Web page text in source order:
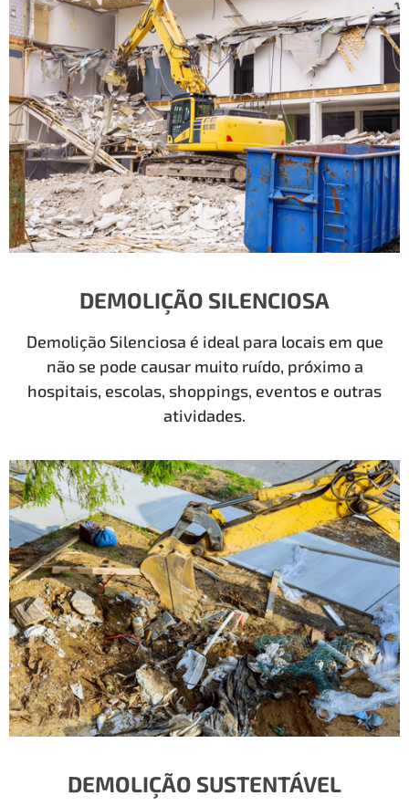
DEMOLIÇÃO SILENCIOSA
Demolição Silenciosa é ideal para locais em que
não se pode causar muito ruído, próximo a
hospitais, escolas, shoppings, eventos e outras
atividades.
DEMOLIÇÃO SUSTENTÁVEL